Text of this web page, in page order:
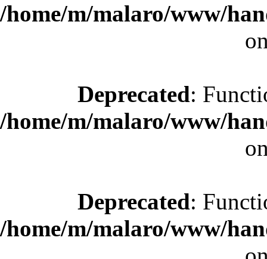
/home/m/malaro/www/
Deprecated:
/home/m/malaro/www/
Deprecated:
/home/m/malaro/www/